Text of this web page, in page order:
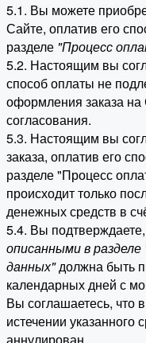
5.1. Вы можете
Сайте, оплатив его
разделе "Процесс
5.2. Настоящим вы
способ оплаты не
оформления заказа на
согласования.
5.3. Настоящим вы
заказа, оплатив его
разделе "Процесс
происходит только
денежных средств в
5.4. Вы
описанными в
данных"должна быть
календарных дней с
Вы соглашаетесь, что
истечении указанного